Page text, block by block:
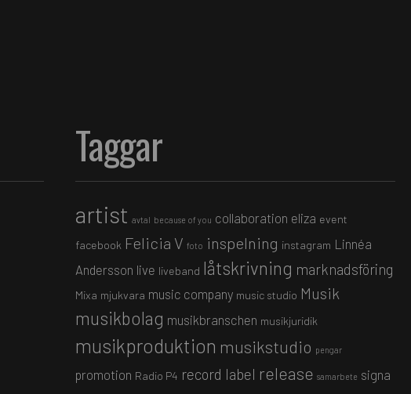
Taggar
artist avtal because of you collaboration eliza event
facebook Felicia V foto inspelning instagram Linnéa
Andersson live liveband låtskrivning marknadsföring
Mixa mjukvara music company music studio Musik
musikbolag musikbranschen musikjuridik
musikproduktion musikstudio pengar
promotion Radio P4 record label release samarbete signa